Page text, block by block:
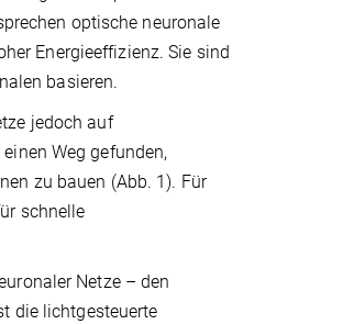
optische neuronale
Energieeffizienz. Sie sind
basieren.
jedoch auf
Weg gefunden,
zu bauen (Abb. 1). Für
schnelle
Netze – den
die lichtgesteuerte